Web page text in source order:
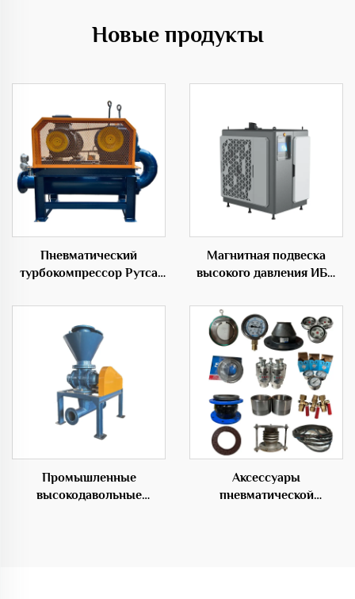
Новые продукты
Пневматический
турбокомпрессор Рутса
Магнитная подвеска
высокого давления ИБП
Промышленные
высокодавольные
Аксессуары
пневматической